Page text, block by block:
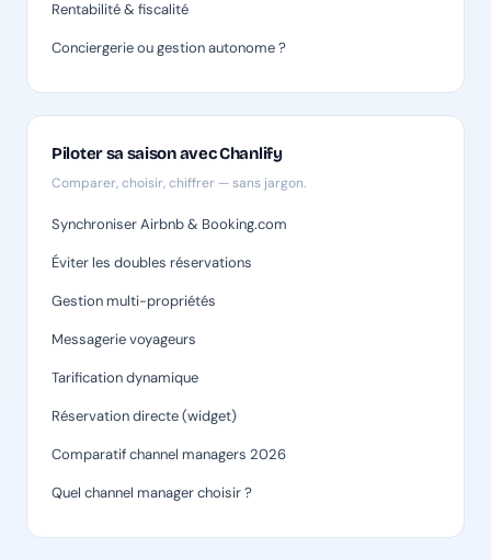
Rentabilité & fiscalité
Conciergerie ou gestion autonome ?
Piloter sa saison avec Chanlify
Comparer, choisir, chiffrer — sans jargon.
Synchroniser Airbnb & Booking.com
Éviter les doubles réservations
Gestion multi-propriétés
Messagerie voyageurs
Tarification dynamique
Réservation directe (widget)
Comparatif channel managers 2026
Quel channel manager choisir ?